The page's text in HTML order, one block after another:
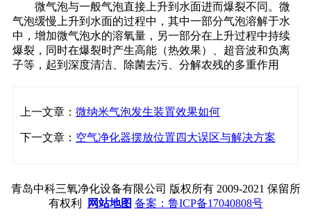
微气泡与一般气泡直接上升到水面进而爆裂不同。微
气泡缓慢上升到水面的过程中，其中一部分气泡溶解于水
中，增加微气泡水的溶氧量，另一部分在上升过程中持续
爆裂，同时在爆裂时产生高能（热效果）、超音波和负离
子等，起到深度清洁、除菌去污、分解农残的多重作用
上一文章： 微纳米气泡发生装置效果如何
下一文章： 空气净化器摆放位置四大误区与解决方案
青岛中科三氧净化设备有限公司 版权所有 2009-2021 保留所
有权利
网站地图 备案：鲁ICP备17040808号